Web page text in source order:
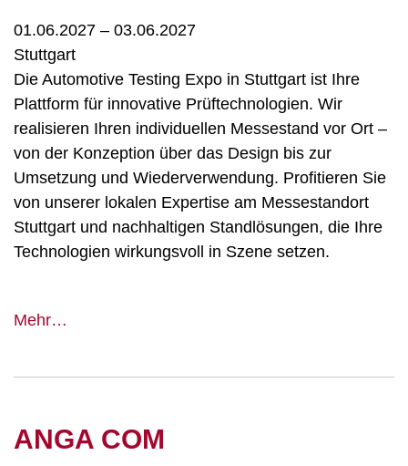
Virology
01.06.2027 – 03.06.2027
Stuttgart
Die Automotive Testing Expo in Stuttgart ist Ihre
Plattform für innovative Prüftechnologien. Wir
realisieren Ihren individuellen Messestand vor Ort –
von der Konzeption über das Design bis zur
Umsetzung und Wiederverwendung. Profitieren Sie
von unserer lokalen Expertise am Messestandort
Stuttgart und nachhaltigen Standlösungen, die Ihre
Technologien wirkungsvoll in Szene setzen.
Mehr…
ANGA COM